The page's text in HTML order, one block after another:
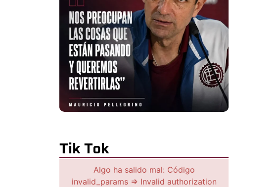
Tik Tok
Algo ha salido mal: Código
invalid_params => Invalid authorization